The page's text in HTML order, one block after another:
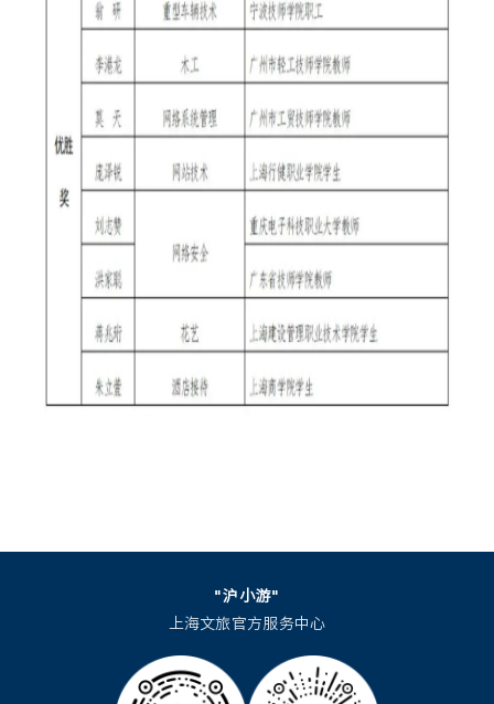
"沪小游"
上海文旅官方服务中心